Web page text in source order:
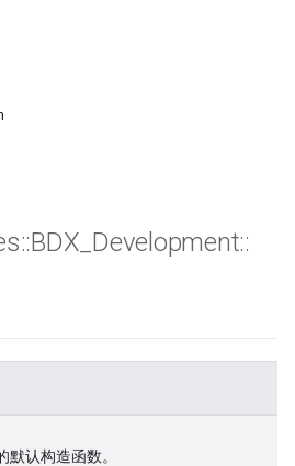
::BDX Development::
默认构造函数。